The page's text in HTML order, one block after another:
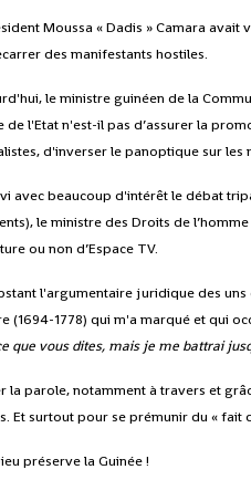
Moussa « Dadis » Camara avait
des manifestants hostiles.
le ministre guinéen de la
de l'Etat n'est-il pas d’assurer la
d'inverser le panoptique sur les
avec beaucoup d'intérêt le débat
le ministre des Droits de
ou non d’Espace TV.
l'argumentaire juridique des
(1694-1778) qui m'a marqué et qui
que vous dites, mais je me battrai
la parole, notamment à travers et
Et surtout pour se prémunir du « fait
préserve la Guinée !